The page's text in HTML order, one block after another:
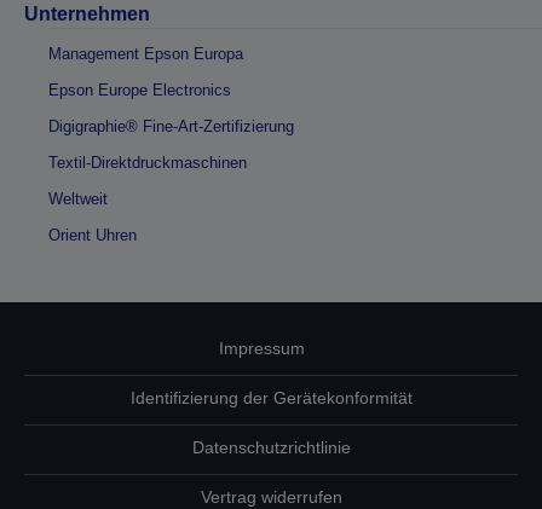
Unternehmen
Management Epson Europa
Epson Europe Electronics
Digigraphie® Fine-Art-Zertifizierung
Textil-Direktdruckmaschinen
Weltweit
Orient Uhren
Impressum
Identifizierung der Gerätekonformität
Datenschutzrichtlinie
Vertrag widerrufen